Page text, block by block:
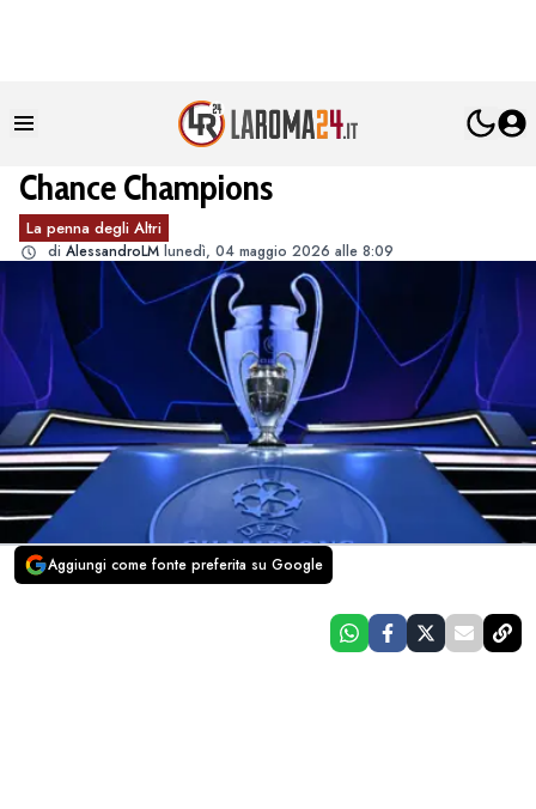
Chance Champions
La penna degli Altri
di AlessandroLM lunedì, 04 maggio 2026 alle 8:09
Aggiungi come fonte preferita su Google